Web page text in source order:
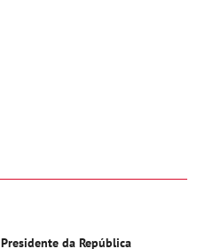
Presidente da República